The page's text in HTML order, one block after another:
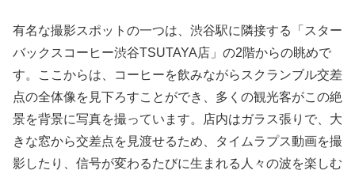
有名な撮影スポットの一つは、渋谷駅に隣接する「スター
バックスコーヒー渋谷TSUTAYA店」の2階からの眺めで
す。ここからは、コーヒーを飲みながらスクランブル交差
点の全体像を見下ろすことができ、多くの観光客がこの絶
景を背景に写真を撮っています。店内はガラス張りで、大
きな窓から交差点を見渡せるため、タイムラプス動画を撮
影したり、信号が変わるたびに生まれる人々の波を楽しむ